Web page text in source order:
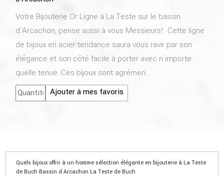
Votre Bijouterie Or Ligne à La Teste sur le bassin
d'Arcachon, pense aussi à vous Messieurs! Cette ligne
de bijoux en acier tendance saura vous ravir par son
élégance et son côté facile à porter avec n importe
quelle tenue. Ces bijoux sont agrémen...
Ajouter à mes favoris
Quels bijoux offrir à un homme sélection élégante en bijouterie à La Teste
de Buch Bassin d Arcachon La Teste de Buch